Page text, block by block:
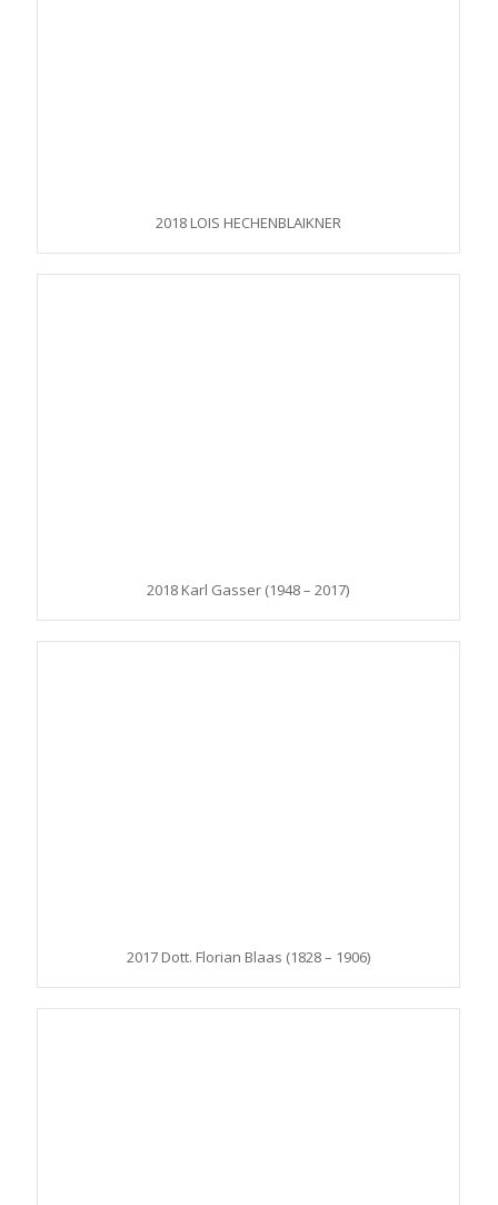
2018 LOIS HECHENBLAIKNER
2018 Karl Gasser (1948 – 2017)
2017 Dott. Florian Blaas (1828 – 1906)